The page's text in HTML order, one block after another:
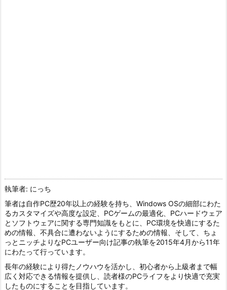
執筆者: にっち
筆者は自作PC歴20年以上の経験を持ち、Windows OSの細部にわた
るカスタマイズや高度な設定、PCゲームの最適化、PCハードウェア
とソフトウェアに関する専門知識をもとに、PC環境を快適にするた
めの情報、不具合に遭わないようにするための情報、そして、ちょ
っとニッチよりなPCユーザー向け記事の執筆を2015年4月から11年
にわたって行っています。
長年の経験により得たノウハウを活かし、初心者から上級者まで幅
広く対応できる情報を提供し、読者様のPCライフをより快適で充実
したものにすることを目指しています。